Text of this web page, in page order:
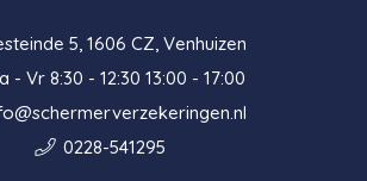
5, 1606 CZ, Venhuizen
- Vr 8:30 - 12:30 13:00 - 17:00
0228-541295